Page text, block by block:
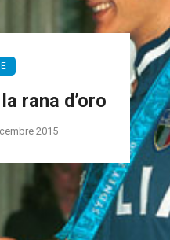
rana d’oro
2015